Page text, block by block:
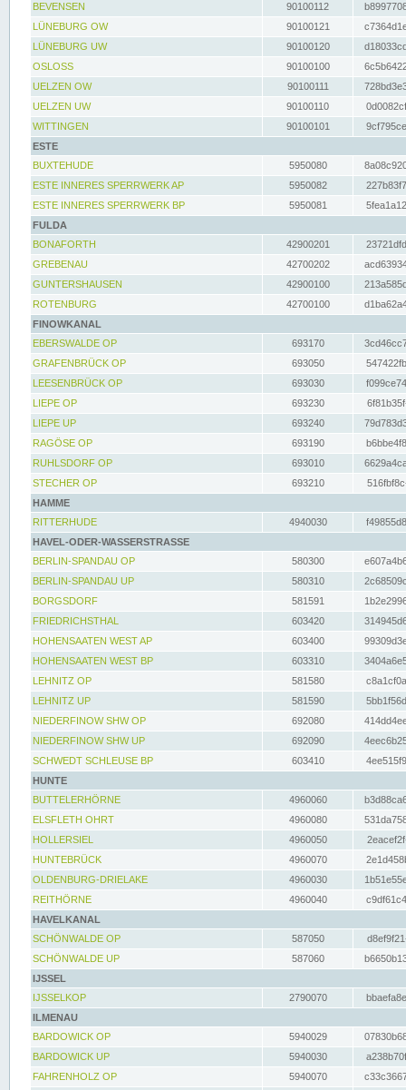
BEVENSEN
90100112
LÜNEBURG OW
90100121
LÜNEBURG UW
90100120
OSLOSS
90100100
UELZEN OW
90100111
UELZEN UW
90100110
WITTINGEN
90100101
ESTE
BUXTEHUDE
5950080
ESTE INNERES SPERRWERK AP
5950082
ESTE INNERES SPERRWERK BP
5950081
FULDA
BONAFORTH
42900201
GREBENAU
42700202
GUNTERSHAUSEN
42900100
ROTENBURG
42700100
FINOWKANAL
EBERSWALDE OP
693170
GRAFENBRÜCK OP
693050
LEESENBRÜCK OP
693030
LIEPE OP
693230
LIEPE UP
693240
RAGÖSE OP
693190
RUHLSDORF OP
693010
STECHER OP
693210
HAMME
RITTERHUDE
4940030
HAVEL-ODER-WASSERSTRASSE
BERLIN-SPANDAU OP
580300
BERLIN-SPANDAU UP
580310
BORGSDORF
581591
FRIEDRICHSTHAL
603420
HOHENSAATEN WEST AP
603400
HOHENSAATEN WEST BP
603310
LEHNITZ OP
581580
LEHNITZ UP
581590
NIEDERFINOW SHW OP
692080
NIEDERFINOW SHW UP
692090
SCHWEDT SCHLEUSE BP
603410
HUNTE
BUTTELERHÖRNE
4960060
ELSFLETH OHRT
4960080
HOLLERSIEL
4960050
HUNTEBRÜCK
4960070
OLDENBURG-DRIELAKE
4960030
REITHÖRNE
4960040
HAVELKANAL
SCHÖNWALDE OP
587050
SCHÖNWALDE UP
587060
IJSSEL
IJSSELKOP
2790070
ILMENAU
BARDOWICK OP
5940029
BARDOWICK UP
5940030
FAHRENHOLZ OP
5940070